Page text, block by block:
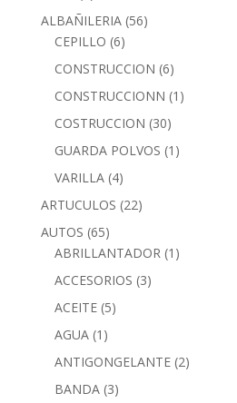
ALBAÑILERIA (56)
CEPILLO (6)
CONSTRUCCION (6)
CONSTRUCCIONN (1)
COSTRUCCION (30)
GUARDA POLVOS (1)
VARILLA (4)
ARTUCULOS (22)
AUTOS (65)
ABRILLANTADOR (1)
ACCESORIOS (3)
ACEITE (5)
AGUA (1)
ANTIGONGELANTE (2)
BANDA (3)